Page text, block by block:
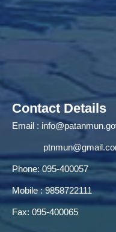
Contact Details
Email :
Phone: 095-400057
Mobile : 9858722111
Fax: 095-400065